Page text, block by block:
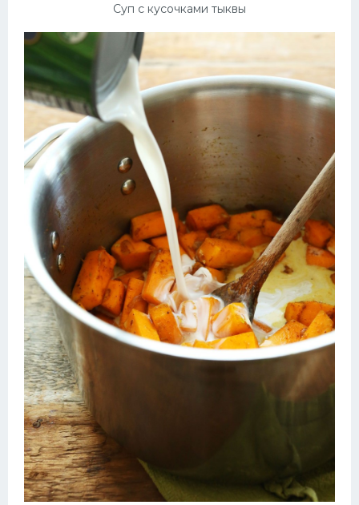
Суп с кусочками тыквы